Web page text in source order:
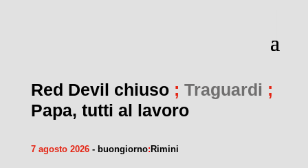
Red Devil chiuso ; Traguardi ;
Papa, tutti al lavoro
7 agosto 2026- buongiorno: Rimini